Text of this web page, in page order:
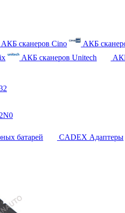
АКБ сканеров Cino АКБ
АКБ сканеров Unitech
батарей
CADEX Адаптеры